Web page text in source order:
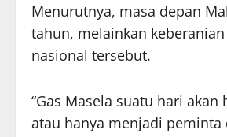
Menurutnya, masa depan
tahun, melainkan
nasional tersebut.
“Gas Masela suatu hari
atau hanya menjadi peminta